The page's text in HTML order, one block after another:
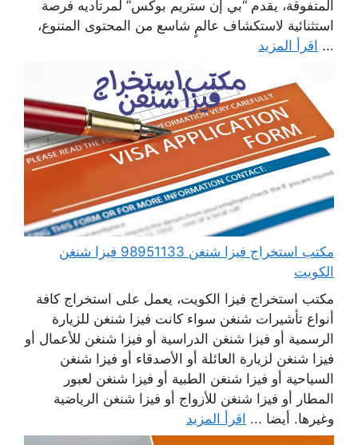
المتفوقة، يقدم “بي إن ستريم بوكس” لمرتاديه فرصة
استثنائية لاستكشاف عالمٍ شاسع من المحتوى المتنوع،
... اقرأ المزيد
مكتب استخراج فيزا شنغن 98951133 فيزا شنغن
الكويت
مكتب استخراج فيزا الكويت، يعمل على استخراج كافة
أنواع تأشيرات شنغن سواء كانت فيزا شنغن للزيارة
الرسمية أو فيزا شنغن الدراسية أو فيزا شنغن للأعمال أو
فيزا شنغن لزيارة العائلة أو الأصدقاء أو فيزا شنغن
السياحية أو فيزا شنغن الطبية أو فيزا شنغن لعبور
المطار أو فيزا شنغن للأزواج أو فيزا شنغن الرياضية
وغيرها. أيضا ... اقرأ المزيد